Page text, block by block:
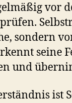
vor
sondern
seine
und
ist